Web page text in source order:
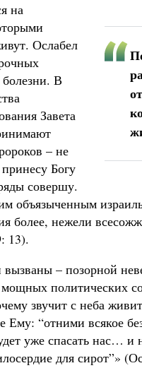
на
Ослабел
болезни. В
Завета
– не
Богу
совершу.
объязыченным
более, нежели
13).
– позорной
мощных политических
звучит с неба
Ему: “отними всякое
уже спасать нас… и
для сирот”»